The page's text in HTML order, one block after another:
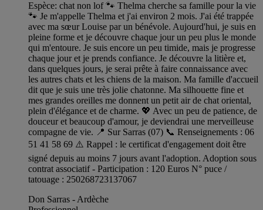
Espèce: chat non lof 🐾 Thelma cherche sa famille pour la vie
🐾 Je m'appelle Thelma et j'ai environ 2 mois. J'ai été trappée
avec ma sœur Louise par un bénévole. Aujourd'hui, je suis en
pleine forme et je découvre chaque jour un peu plus le monde
qui m'entoure. Je suis encore un peu timide, mais je progresse
chaque jour et je prends confiance. Je découvre la litière et,
dans quelques jours, je serai prête à faire connaissance avec
les autres chats et les chiens de la maison. Ma famille d'accueil
dit que je suis une très jolie chatonne. Ma silhouette fine et
mes grandes oreilles me donnent un petit air de chat oriental,
plein d'élégance et de charme. 💖 Avec un peu de patience, de
douceur et beaucoup d'amour, je deviendrai une merveilleuse
compagne de vie. 📍 Sur Sarras (07) 📞 Renseignements : 06
51 41 58 69 ⚠️ Rappel : le certificat d'engagement doit être
signé depuis au moins 7 jours avant l'adoption. Adoption sous
contrat associatif - Participation : 120 Euros N° puce /
tatouage : 250268723137067
Don Sarras - Ardèche